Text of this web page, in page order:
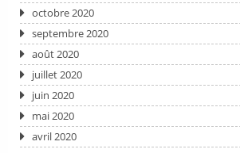
octobre 2020
septembre 2020
août 2020
juillet 2020
juin 2020
mai 2020
avril 2020